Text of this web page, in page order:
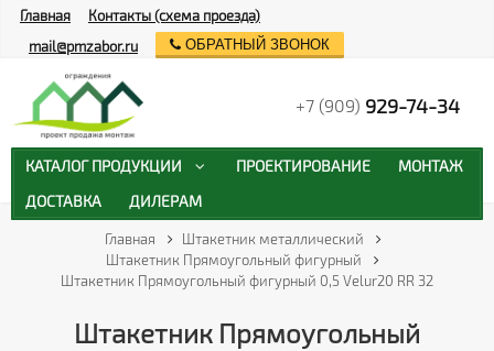
Главная
Штакетник металлический
Штакетник Прямоугольный фигурный
Штакетник Прямоугольный фигурный 0,5 Velur20 RR 32
Штакетник Прямоугольный
Главная
Контакты (схема проезда)
mail@pmzabor.ru
ОБРАТНЫЙ ЗВОНОК
+7 (909) 929-74-34
КАТАЛОГ ПРОДУКЦИИ ПРОЕКТИРОВАНИЕ
МОНТАЖ
ДОСТАВКА
ДИЛЕРАМ